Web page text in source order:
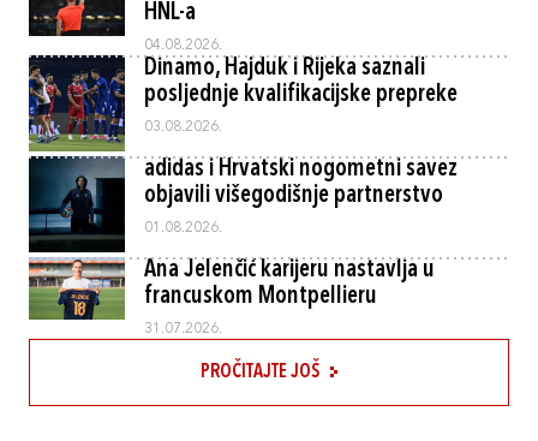
HNL-a
04.08.2026.
Dinamo, Hajduk i Rijeka saznali
posljednje kvalifikacijske prepreke
03.08.2026.
adidas i Hrvatski nogometni savez
objavili višegodišnje partnerstvo
01.08.2026.
Ana Jelenčić karijeru nastavlja u
francuskom Montpellieru
31.07.2026.
PROČITAJTE JOŠ